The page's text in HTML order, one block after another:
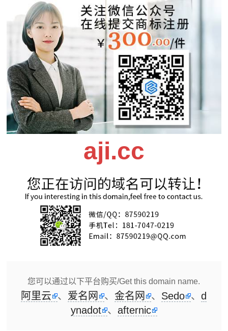
aji.cc
您可以通过以下平台购买/Get this domain name.
阿里云 、 爱名网 、金名网 、 Sedo 、d
ynadot 、 afternic